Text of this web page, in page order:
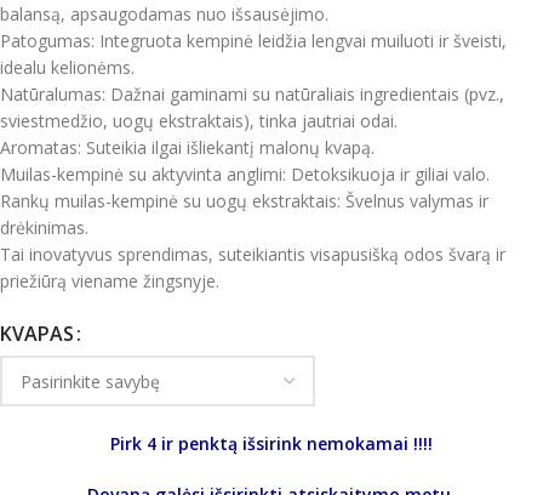
balansą, apsaugodamas nuo išsausėjimo.
Patogumas: Integruota kempinė leidžia lengvai muiluoti ir šveisti,
idealu kelionėms.
Natūralumas: Dažnai gaminami su natūraliais ingredientais (pvz.,
sviestmedžio, uogų ekstraktais), tinka jautriai odai.
Aromatas: Suteikia ilgai išliekantį malonų kvapą.
Muilas-kempinė su aktyvinta anglimi: Detoksikuoja ir giliai valo.
Rankų muilas-kempinė su uogų ekstraktais: Švelnus valymas ir
drėkinimas.
Tai inovatyvus sprendimas, suteikiantis visapusišką odos švarą ir
priežiūrą viename žingsnyje.
KVAPAS
Pirk 4 ir penktą išsirink nemokamai !!!!